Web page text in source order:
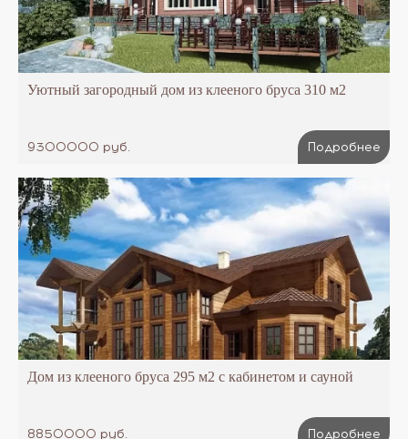
Уютный загородный дом из клееного бруса 310 м2
9300000 руб. Подробнее
Дом из клееного бруса 295 м2 с кабинетом и сауной
8850000 руб. Подробнее